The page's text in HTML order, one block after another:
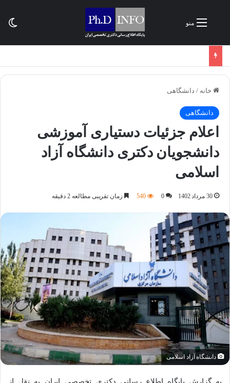
منو
خانه / دانشگاهی
دانشگاهی
اعلام جزئیات دستیاری آموزشی
دانشجویان دکتری دانشگاه آزاد
اسلامی
30 مرداد 1402 0
540 زمان تقریبی مطالعه 2 دقیقه
دانشگاه آزاد اسلامی